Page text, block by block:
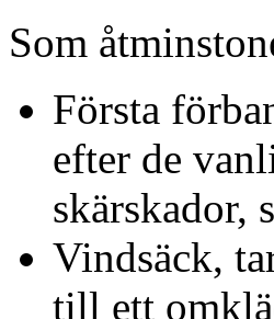
Som
Första
efter de
skärskador,
Vindsäck,
till ett